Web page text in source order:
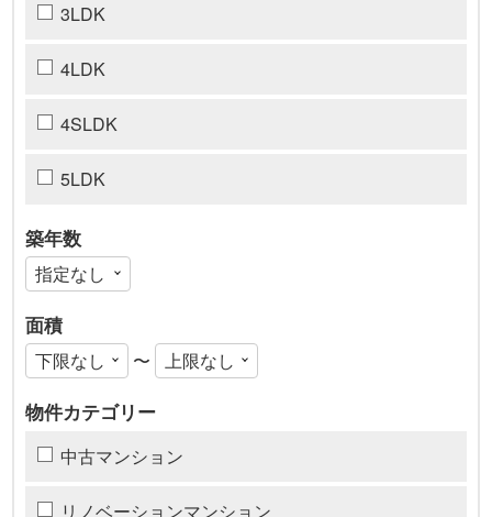
3LDK
4LDK
4SLDK
5LDK
築年数
面積
〜
物件カテゴリー
中古マンション
リノベーションマンション